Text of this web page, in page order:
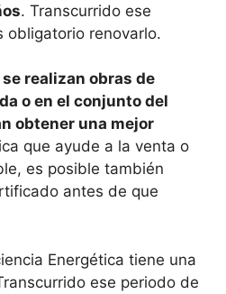
. Transcurrido ese
obligatorio renovarlo.
realizan obras de
o en el conjunto del
obtener una mejor
que ayude a la venta o
es posible también
antes de que
Energética tiene una
ese periodo de